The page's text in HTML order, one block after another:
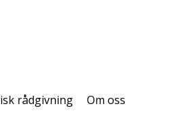
rådgivning Om oss